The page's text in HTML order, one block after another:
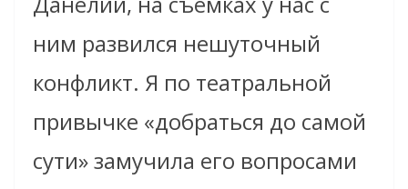
ним развился нешуточный
конфликт. Я по театральной
привычке «добраться до самой
сути» замучила его вопросами